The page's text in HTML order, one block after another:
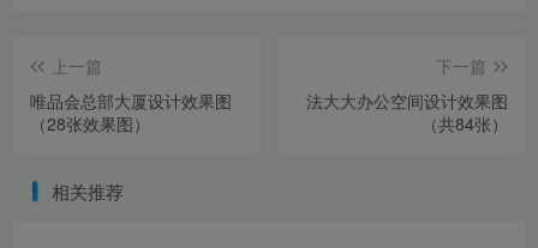
上一篇
唯品会总部大厦设计效果图
（28张效果图）
下一篇
法大大办公空间设计效果图
（共84张）
相关推荐